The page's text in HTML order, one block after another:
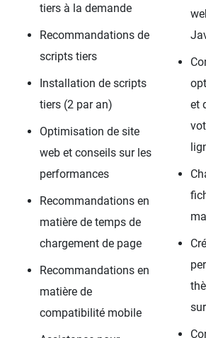
tiers à la demande
Recommandations de
scripts tiers
Installation de scripts
tiers (2 par an)
Optimisation de site
web et conseils sur les
performances
Recommandations en
matière de temps de
chargement de page
Recommandations en
matière de
compatibilité mobile
et